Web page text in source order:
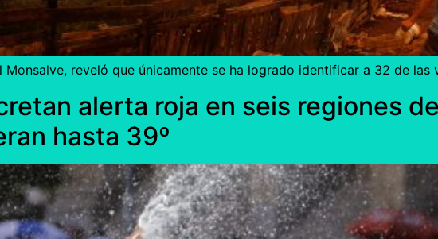
Monsalve, reveló que únicamente se ha logrado identificar a 32 de las
alerta roja en seis regiones
hasta 39º